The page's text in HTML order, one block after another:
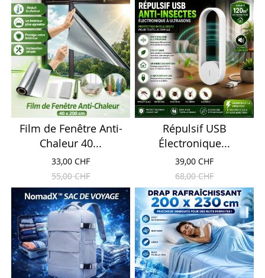
Film de Fenêtre Anti-
Chaleur 40...
33,00 CHF
55,00 CHF
Répulsif USB
Électronique...
39,00 CHF
68,00 CHF